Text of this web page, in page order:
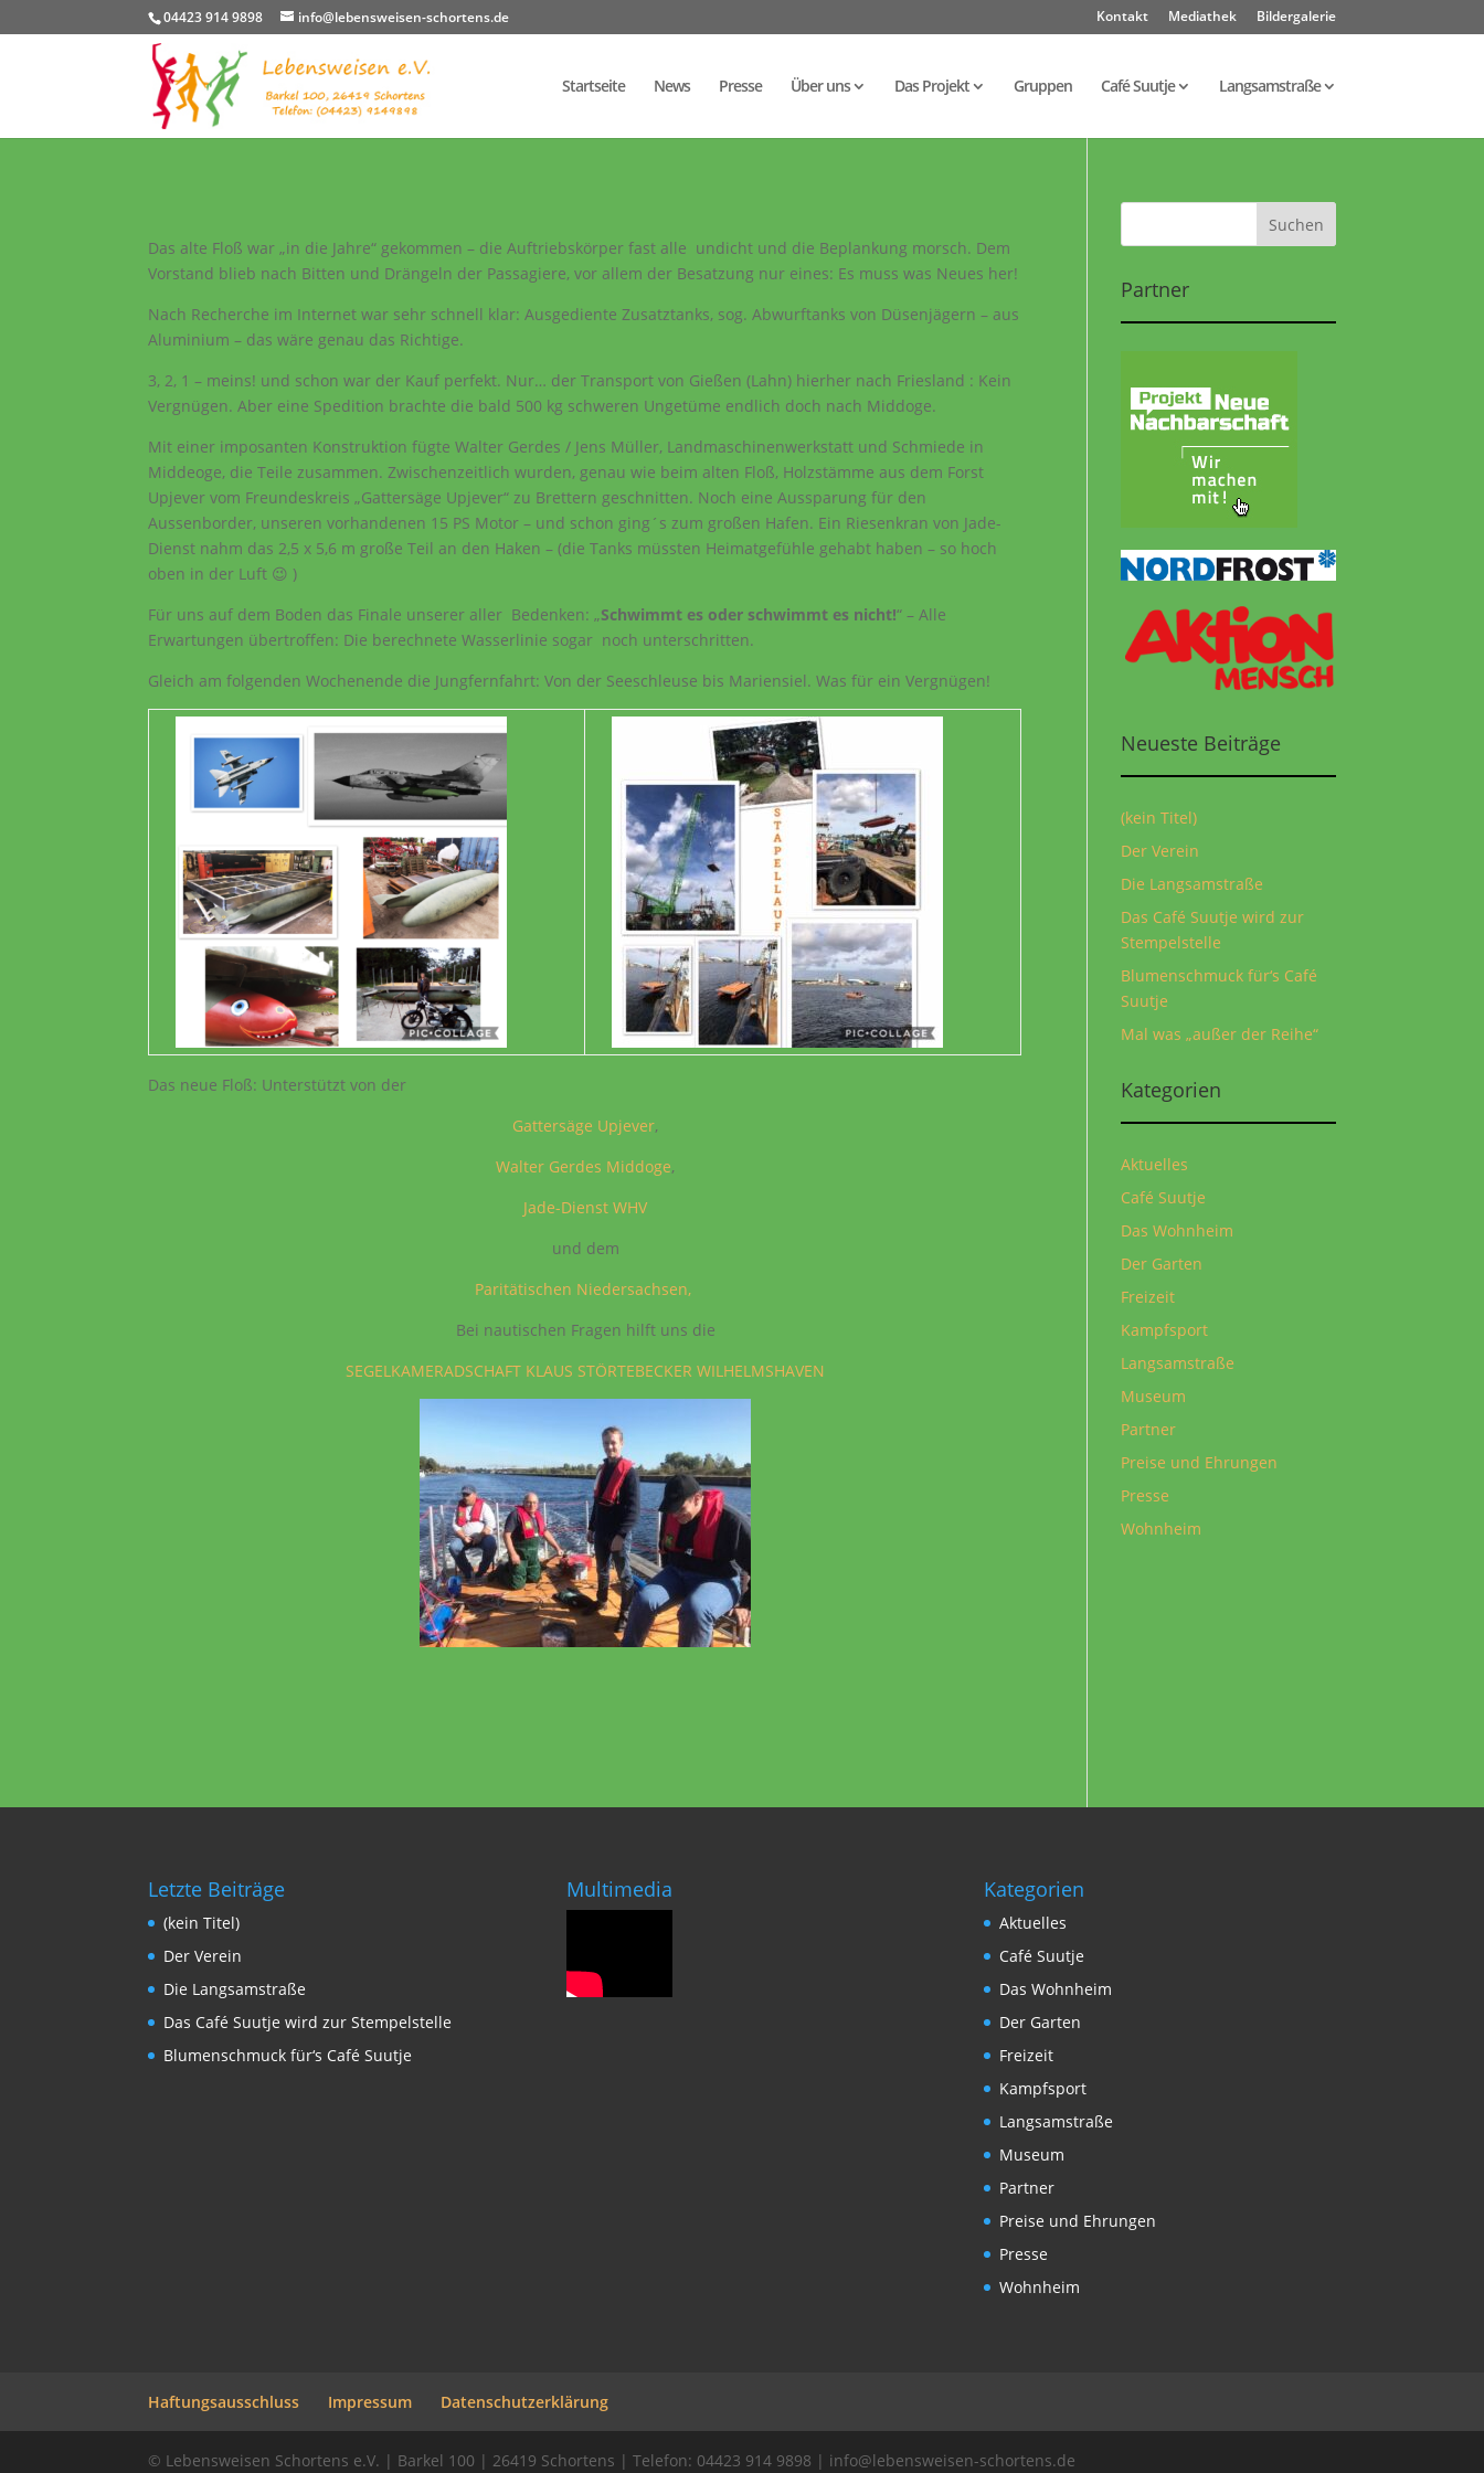
04423 914 9898 info@lebensweisen-schortens.de Kontakt Mediathek Bildergalerie
Startseite News Presse Über uns Das Projekt Gruppen Café Suutje Langsamstraße
Das alte Floß war „in die Jahre“ gekommen – die Auftriebskörper fast alle undicht und die Beplankung morsch. Dem
Vorstand blieb nach Bitten und Drängeln der Passagiere, vor allem der Besatzung nur eines: Es muss was Neues her!
Nach Recherche im Internet war sehr schnell klar: Ausgediente Zusatztanks, sog. Abwurftanks von Düsenjägern – aus
Aluminium – das wäre genau das Richtige.
3, 2, 1 – meins! und schon war der Kauf perfekt. Nur… der Transport von Gießen (Lahn) hierher nach Friesland : Kein
Vergnügen. Aber eine Spedition brachte die bald 500 kg schweren Ungetüme endlich doch nach Middoge.
Mit einer imposanten Konstruktion fügte Walter Gerdes / Jens Müller, Landmaschinenwerkstatt und Schmiede in
Middeoge, die Teile zusammen. Zwischenzeitlich wurden, genau wie beim alten Floß, Holzstämme aus dem Forst
Upjever vom Freundeskreis „Gattersäge Upjever“ zu Brettern geschnitten. Noch eine Aussparung für den
Aussenborder, unseren vorhandenen 15 PS Motor – und schon ging´s zum großen Hafen. Ein Riesenkran von Jade-
Dienst nahm das 2,5 x 5,6 m große Teil an den Haken – (die Tanks müssten Heimatgefühle gehabt haben – so hoch
oben in der Luft 😉 )
Für uns auf dem Boden das Finale unserer aller Bedenken: „Schwimmt es oder schwimmt es nicht!“ – Alle
Erwartungen übertroffen: Die berechnete Wasserlinie sogar noch unterschritten.
Gleich am folgenden Wochenende die Jungfernfahrt: Von der Seeschleuse bis Mariensiel. Was für ein Vergnügen!
Das neue Floß: Unterstützt von der
Gattersäge Upjever,
Walter Gerdes Middoge,
Jade-Dienst WHV
und dem
Paritätischen Niedersachsen,
Bei nautischen Fragen hilft uns die
SEGELKAMERADSCHAFT KLAUS STÖRTEBECKER WILHELMSHAVEN
Partner
Neueste Beiträge
(kein Titel)
Der Verein
Die Langsamstraße
Das Café Suutje wird zur
Stempelstelle
Blumenschmuck für‘s Café
Suutje
Mal was „außer der Reihe“
Kategorien
Aktuelles
Café Suutje
Das Wohnheim
Der Garten
Freizeit
Kampfsport
Langsamstraße
Museum
Partner
Preise und Ehrungen
Presse
Wohnheim
Letzte Beiträge
(kein Titel)
Der Verein
Die Langsamstraße
Das Café Suutje wird zur Stempelstelle
Blumenschmuck für‘s Café Suutje
Multimedia Kategorien
Aktuelles
Café Suutje
Das Wohnheim
Der Garten
Freizeit
Kampfsport
Langsamstraße
Museum
Partner
Preise und Ehrungen
Presse
Wohnheim
Haftungsausschluss Impressum Datenschutzerklärung
© Lebensweisen Schortens e.V. | Barkel 100 | 26419 Schortens | Telefon: 04423 914 9898 | info@lebensweisen-schortens.de